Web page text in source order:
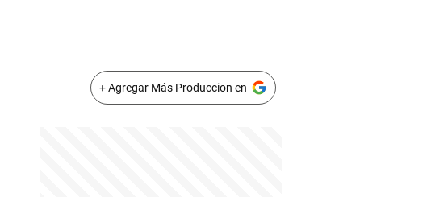
+ Agregar Más Produccion en